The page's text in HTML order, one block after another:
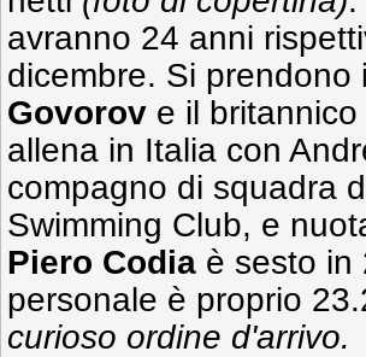
avranno 24 anni
dicembre. Si
Govorov e il britannico
allena in Italia con
compagno di squadra
Swimming Club, e
Piero Codia è sesto in
personale è proprio
curioso ordine d'arrivo.